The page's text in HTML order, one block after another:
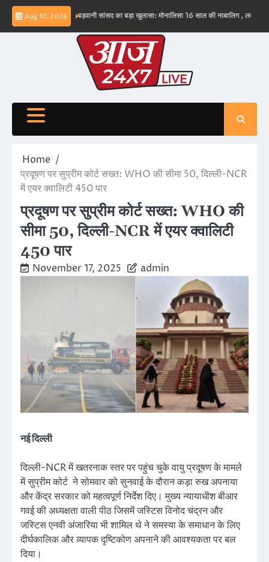
Skip
content
Aug 10, 2026
नहीं – ईरान बड़वानी सांसद का बड़ा खुलासा: मोनालिसा 16 साल की नाबालिग , लव जिहाद के
Home
प्रदूषण पर सुप्रीम कोर्ट सख्त: WHO की सीमा 50, दिल्ली-NCR
में एयर क्वालिटी 450 पार
प्रदूषण पर सुप्रीम कोर्ट सख्त: WHO की
सीमा 50, दिल्ली-NCR में एयर क्वालिटी
450 पार
November 17, 2025 admin
नई दिल्ली
दिल्ली-NCR में खतरनाक स्तर पर पहुंच चुके वायु प्रदूषण के मामले
में सुप्रीम कोर्ट ने सोमवार को सुनवाई के दौरान कड़ा रुख अपनाया
और केंद्र सरकार को महत्वपूर्ण निर्देश दिए। मुख्य न्यायाधीश बीआर
गवई की अध्यक्षता वाली पीठ जिसमें जस्टिस विनोद चंद्रन और
जस्टिस एनवी अंजारिया भी शामिल थे ने समस्या के समाधान के लिए
दीर्घकालिक और व्यापक दृष्टिकोण अपनाने की आवश्यकता पर बल
दिया।